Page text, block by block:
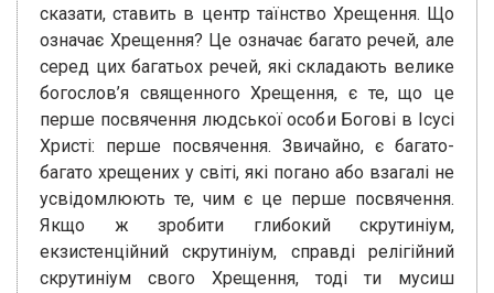
сказати, ставить в центр таїнство Хрещення. Що
означає Хрещення? Це означає багато речей, але
серед цих багатьох речей, які складають велике
богослов’я священного Хрещення, є те, що це
перше посвячення людської особи Богові в Ісусі
Христі: перше посвячення. Звичайно, є багато-
багато хрещених у світі, які погано або взагалі не
усвідомлюють те, чим є це перше посвячення.
Якщо ж зробити глибокий скрутиніум,
екзистенційний скрутиніум, справді релігійний
скрутиніум свого Хрещення, тоді ти мусиш